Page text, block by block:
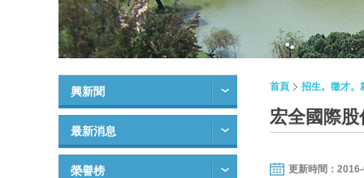
興新聞
最新消息
榮譽榜
首頁 招生。徵才。
宏全國際
更新時間：